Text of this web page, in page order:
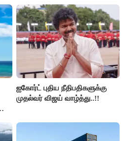
அரங்கேற்றுகிறார் முதலமைச்சர் -
திமுக ஐடி விங்..!!
ஐகோர்ட் புதிய நீதிபதிகளுக்கு
முதல்வர் விஜய் வாழ்த்து..!!